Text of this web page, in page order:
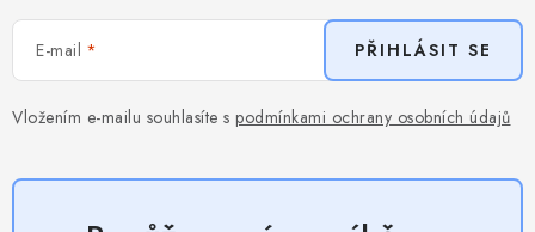
E-mail
Vložením e-mailu souhlasíte s podmínkami ochrany osobních údajů
PŘIHLÁSIT SE